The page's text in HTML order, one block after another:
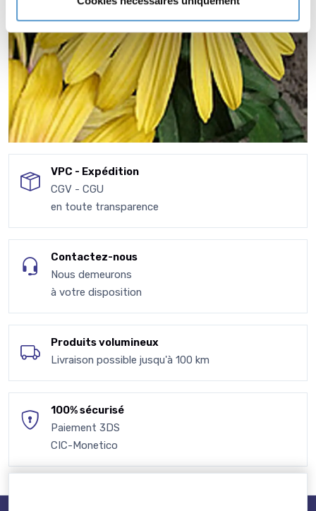
VPC - Expédition
CGV - CGU
en toute transparence
Contactez-nous
Nous demeurons
à votre disposition
Produits volumineux
Livraison possible jusqu'à 100 km
100% sécurisé
Paiement 3DS
CIC-Monetico